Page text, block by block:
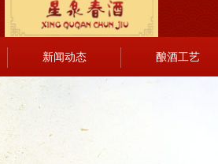
新闻动态 酿酒工艺